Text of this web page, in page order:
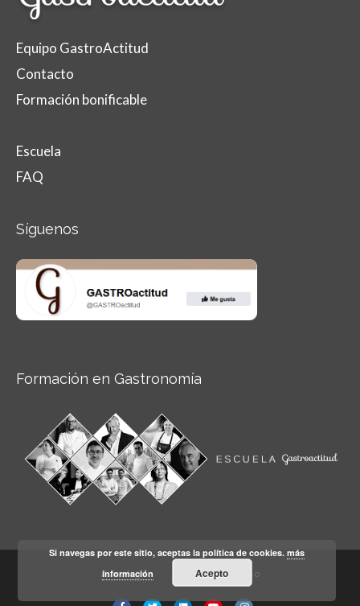
Equipo GastroActitud
Contacto
Formación bonificable
Escuela
FAQ
Síguenos
Formación en Gastronomía
Aviso legal Condiciones de Uso
Si navegas por este sitio, aceptas la política de cookies.más
información
Acepto